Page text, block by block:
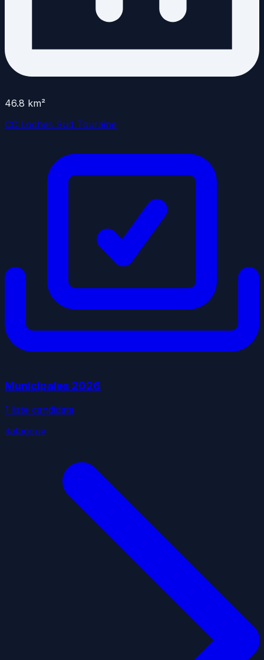
46.8 km²
CC Loches Sud Touraine
Municipales 2026
1 liste candidate
datagouv